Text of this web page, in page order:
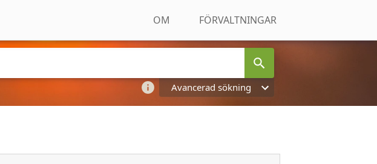
OM FÖRVALTNINGAR
Avancerad sökning